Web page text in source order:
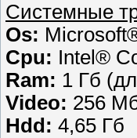
Системные
Os:
Cpu: Intel®
Ram: 1 Гб
Video: 256
Hdd: 4,65 Гб